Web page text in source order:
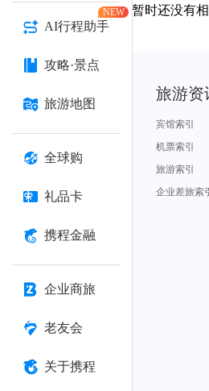
AI行程助手
NEW
攻略·景点
旅游地图
全球购
礼品卡
携程金融
企业商旅
老友会
关于携程
暂时还没有
旅游资
宾馆索引
机票索引
旅游索引
企业差旅索